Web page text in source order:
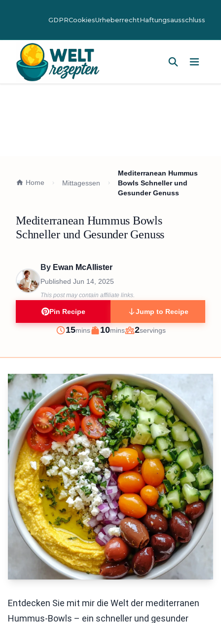
GDPRCookiesUrheberrechtHaftungsausschluss
Home Mittagessen
Mediterranean Hummus
Bowls Schneller und
Gesunder Genuss
Mediterranean Hummus Bowls
Schneller und Gesunder Genuss
By Ewan McAllister
Published Jun 14, 2025
This post may contain affiliate links.
Pin Recipe Jump to Recipe
Prep
15minutes
mins
Cook
10minutes
mins
Servings
2servings
Entdecken Sie mit mir die Welt der mediterranen
Hummus-Bowls – ein schneller und gesunder